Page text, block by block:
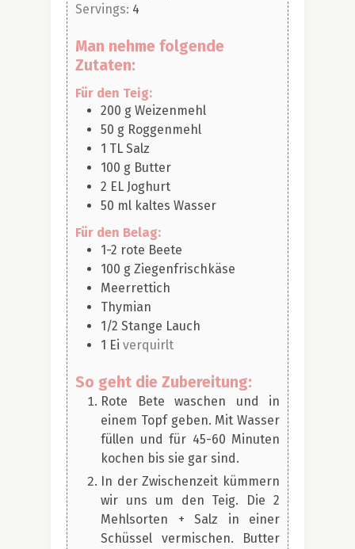
Servings: 4
Man nehme folgende
Zutaten:
Für den Teig:
200 g Weizenmehl
50 g Roggenmehl
1 TL Salz
100 g Butter
2 EL Joghurt
50 ml kaltes Wasser
Für den Belag:
1-2 rote Beete
100 g Ziegenfrischkäse
Meerrettich
Thymian
1/2 Stange Lauch
1 Ei verquirlt
So geht die Zubereitung:
Rote Bete waschen und in
einem Topf geben. Mit Wasser
füllen und für 45-60 Minuten
kochen bis sie gar sind.
In der Zwischenzeit kümmern
wir uns um den Teig. Die 2
Mehlsorten + Salz in einer
Schüssel vermischen. Butter